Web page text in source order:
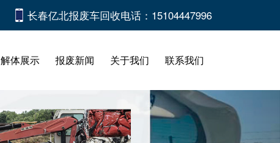
长春亿北报废车回收电话：15104447996
解体展示 报废新闻 关于我们 联系我们